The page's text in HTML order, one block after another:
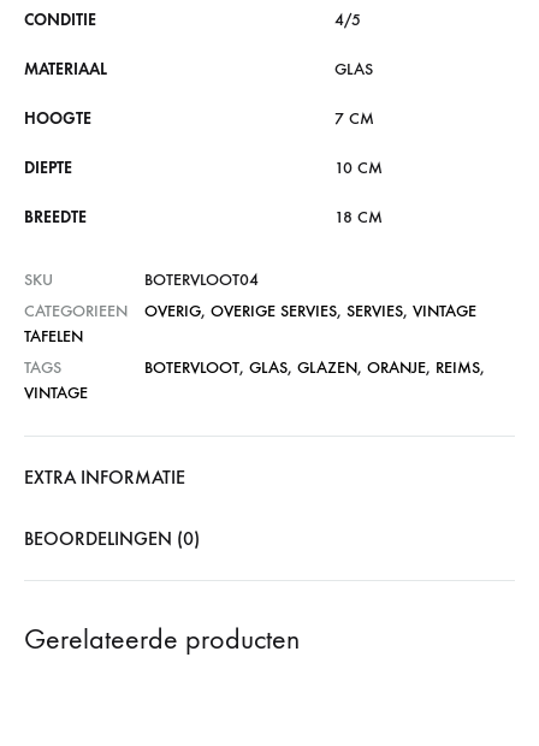
CONDITIE 4/5
MATERIAAL GLAS
HOOGTE 7 CM
DIEPTE 10 CM
BREEDTE 18 CM
SKU
BOTERVLOOT04
CATEGORIEEN
OVERIG, OVERIGE SERVIES, SERVIES, VINTAGE
TAFELEN
TAGS
BOTERVLOOT, GLAS, GLAZEN, ORANJE, REIMS,
VINTAGE
EXTRA INFORMATIE
BEOORDELINGEN (0)
Gerelateerde producten